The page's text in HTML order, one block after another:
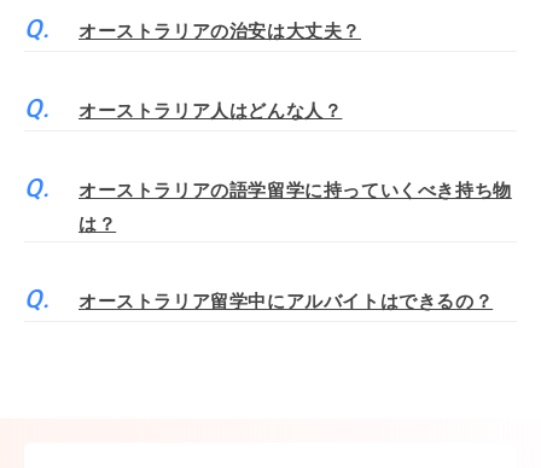
オーストラリアの治安は大丈夫？
オーストラリア人はどんな人？
オーストラリアの語学留学に持っていくべき持ち物
は？
オーストラリア留学中にアルバイトはできるの？